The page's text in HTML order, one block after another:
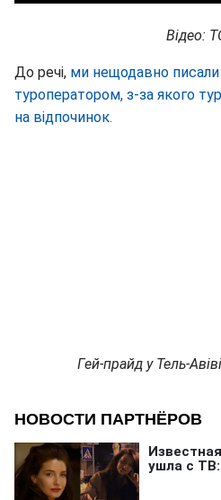
Відео:
До речі, ми нещодавно
туроператором, з-за якого
на відпочинок.
Гей-прайд у Тель-